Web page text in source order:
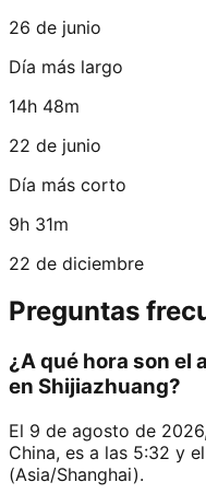
26 de junio
Día más largo
14h 48m
22 de junio
Día más corto
9h 31m
22 de diciembre
Preguntas
¿A qué hora son el
en Shijiazhuang?
El 9 de agosto de
China, es a las 5:32 y
(Asia/Shanghai).